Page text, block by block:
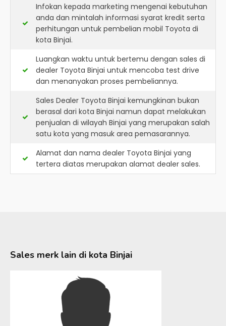
Infokan kepada marketing mengenai kebutuhan
anda dan mintalah informasi syarat kredit serta
perhitungan untuk pembelian mobil Toyota di
kota Binjai.
Luangkan waktu untuk bertemu dengan sales di
dealer Toyota Binjai untuk mencoba test drive
dan menanyakan proses pembeliannya.
Sales Dealer Toyota Binjai kemungkinan bukan
berasal dari kota Binjai namun dapat melakukan
penjualan di wilayah Binjai yang merupakan salah
satu kota yang masuk area pemasarannya.
Alamat dan nama dealer Toyota Binjai yang
tertera diatas merupakan alamat dealer sales.
Sales merk lain di kota Binjai